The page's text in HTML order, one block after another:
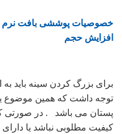
خصوصیات پوششی بافت نرم
افزایش حجم
برای بزرگ کردن سینه باید به
توجه داشت که همین موضوع
پستان می باشد . در صورتی
کیفیت مطلوبی نباشد یا